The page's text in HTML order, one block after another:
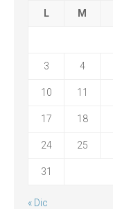
L M
3 4
10 11
17 18
24 25
31
« Dic